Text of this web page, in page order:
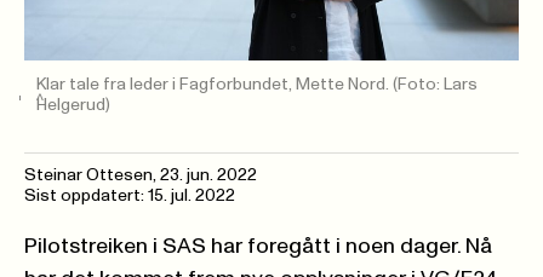
Klar tale fra leder i Fagforbundet, Mette Nord.(Foto: Lars
Helgerud)
Steinar Ottesen 23. jun. 2022
Sist oppdatert: 15. jul. 2022
Pilotstreiken i SAS har foregått i noen dager. Nå